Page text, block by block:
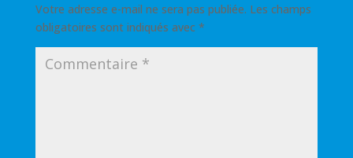
Votre adresse e-mail ne sera pas publiée. Les champs
obligatoires sont indiqués avec *